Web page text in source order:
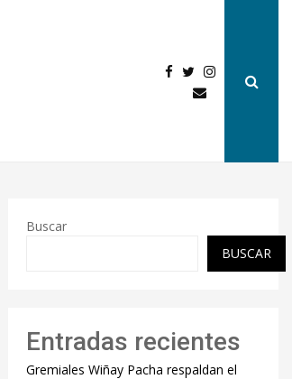
Buscar
BUSCAR
Entradas recientes
Gremiales Wiñay Pacha respaldan el